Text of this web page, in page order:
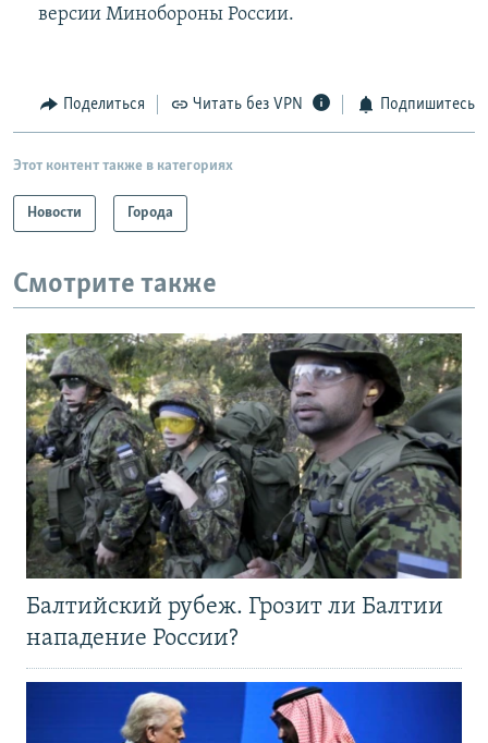
версии Минобороны России.
Поделиться Читать без VPN Подпишитесь
Этот контент также в категориях
Новости Города
Смотрите также
Балтийский рубеж. Грозит ли Балтии
нападение России?